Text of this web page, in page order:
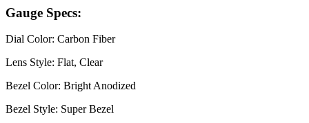
Gauge Specs:
Dial Color: Carbon Fiber
Lens Style: Flat, Clear
Bezel Color: Bright Anodized
Bezel Style: Super Bezel